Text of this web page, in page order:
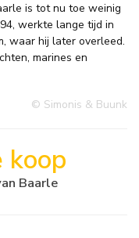
is tot nu toe weinig
werkte lange tijd in
waar hij later overleed.
marines en
© Simonis & Buunk
koop
Baarle